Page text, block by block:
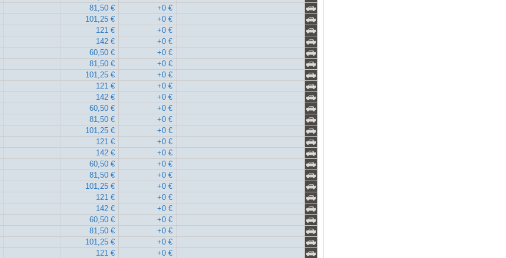
81,50 €
+0 €
101,25 €
+0 €
121 €
+0 €
142 €
+0 €
60,50 €
+0 €
81,50 €
+0 €
101,25 €
+0 €
121 €
+0 €
142 €
+0 €
60,50 €
+0 €
81,50 €
+0 €
101,25 €
+0 €
121 €
+0 €
142 €
+0 €
60,50 €
+0 €
81,50 €
+0 €
101,25 €
+0 €
121 €
+0 €
142 €
+0 €
60,50 €
+0 €
81,50 €
+0 €
101,25 €
+0 €
121 €
+0 €